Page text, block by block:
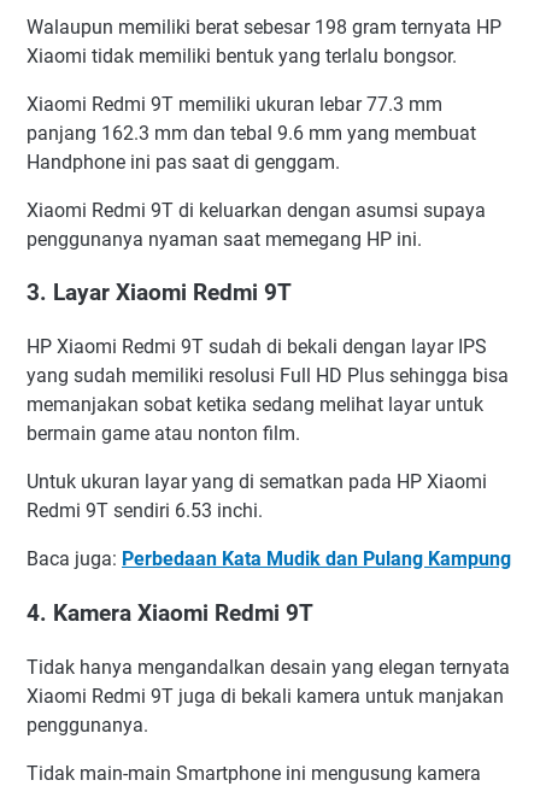
Walaupun memiliki berat sebesar 198 gram ternyata HP
Xiaomi tidak memiliki bentuk yang terlalu bongsor.
Xiaomi Redmi 9T memiliki ukuran lebar 77.3 mm
panjang 162.3 mm dan tebal 9.6 mm yang membuat
Handphone ini pas saat di genggam.
Xiaomi Redmi 9T di keluarkan dengan asumsi supaya
penggunanya nyaman saat memegang HP ini.
3. Layar Xiaomi Redmi 9T
HP Xiaomi Redmi 9T sudah di bekali dengan layar IPS
yang sudah memiliki resolusi Full HD Plus sehingga bisa
memanjakan sobat ketika sedang melihat layar untuk
bermain game atau nonton film.
Untuk ukuran layar yang di sematkan pada HP Xiaomi
Redmi 9T sendiri 6.53 inchi.
Baca juga: Perbedaan Kata Mudik dan Pulang Kampung
4. Kamera Xiaomi Redmi 9T
Tidak hanya mengandalkan desain yang elegan ternyata
Xiaomi Redmi 9T juga di bekali kamera untuk manjakan
penggunanya.
Tidak main-main Smartphone ini mengusung kamera